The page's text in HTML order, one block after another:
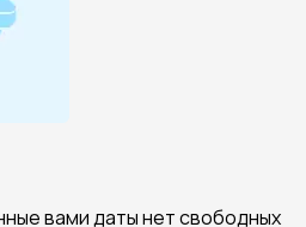
вами даты нет свободных